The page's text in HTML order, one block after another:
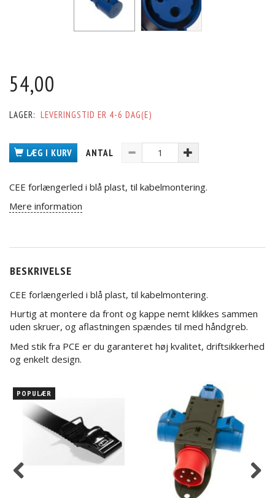
54,00
LAGER: LEVERINGSTID ER 4-6 DAG(E)
LÆG I KURV ANTAL
CEE forlængerled i blå plast, til kabelmontering.
Mere information
BESKRIVELSE
CEE forlængerled i blå plast, til kabelmontering.
Hurtig at montere da front og kappe nemt klikkes sammen
uden skruer, og aflastningen spændes til med håndgreb.
Med stik fra PCE er du garanteret høj kvalitet, driftsikkerhed
og enkelt design.
POPULÆR